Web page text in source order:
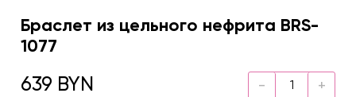
Браслет из цельного нефрита BRS-
1077
639 BYN